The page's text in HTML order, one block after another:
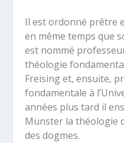
Il est ordonné prêtre
en même temps que
est nommé
théologie
Freising et, ensuite,
fondamentale à
années plus tard il
Münster la théologie
des dogmes.